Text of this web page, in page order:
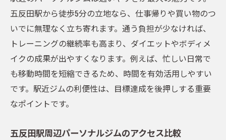
五反田駅から徒歩5分の立地なら、仕事帰りや買い物のつ
いでに無理なく立ち寄れます。通う負担が少なければ、
トレーニングの継続率も高まり、ダイエットやボディメ
イクの成果が出やすくなります。例えば、忙しい日常で
も移動時間を短縮できるため、時間を有効活用しやすい
です。駅近ジムの利便性は、目標達成を後押しする重要
なポイントです。
五反田駅周辺パーソナルジムのアクセス比較